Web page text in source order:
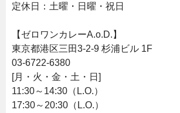
定休日：土曜・日曜・祝日
【 ゼロワンカレーA.o.D. 】
東京都港区三田3-2-9 杉浦ビル 1F
03-6722-6380
[月・火・金・土・日]
11:30～14:30（L.O.）
17:30～20:30（L.O.）